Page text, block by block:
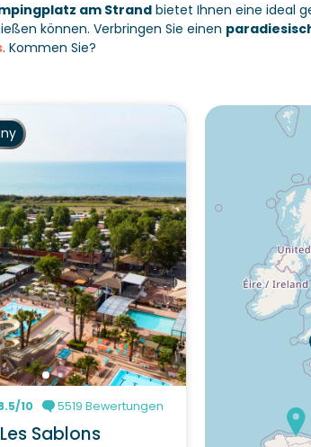
am Strandbietet Ihnen eine ideal
können. Verbringen Sie einen
. Kommen Sie?
10 5519 Bewertungen
Sablons